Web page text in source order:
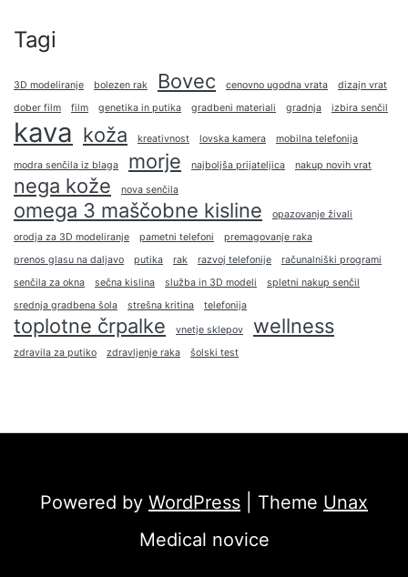
Tagi
3D modeliranje bolezen rak Bovec cenovno ugodna vrata
dizajn vrat
dober film
film genetika in putika gradbeni materiali gradnja izbira senčil
kava koža kreativnost lovska kamera mobilna telefonija
modra senčila iz blaga morje najboljša prijateljica nakup novih vrat
nega kože nova senčila
omega 3 maščobne kisline
opazovanje živali
orodja za 3D modeliranje
pametni telefoni
premagovanje raka
prenos glasu na daljavo
putika rak razvoj telefonije
računalniški programi
senčila za okna
sečna kislina služba in 3D modeli
spletni nakup senčil
srednja gradbena šola
strešna kritina telefonija
toplotne črpalke vnetje sklepov wellness
zdravila za putiko zdravljenje raka šolski test
Powered by WordPress | Theme Unax
Medical novice